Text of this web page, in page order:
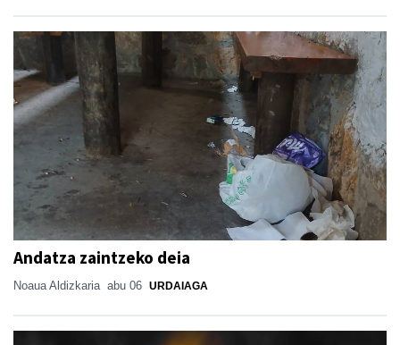
Andatza zaintzeko deia
Noaua Aldizkaria abu 06 URDAIAGA